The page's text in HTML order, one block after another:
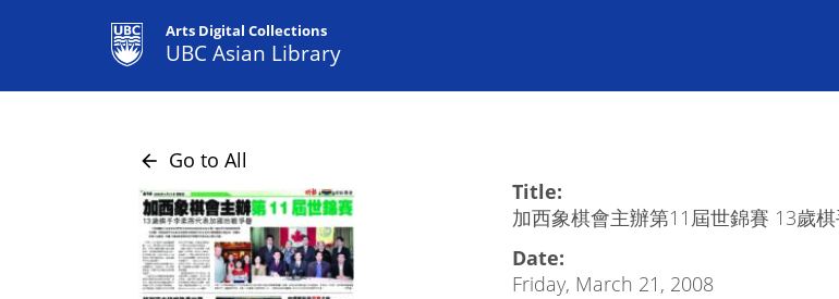
Arts Digital Collections
UBC Asian Library
arrow_back Go to All
Title:
加西象棋會主辦第11屆世錦賽 13歲
Date:
Friday, March 21, 2008